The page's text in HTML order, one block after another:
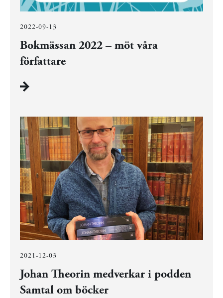
2022-09-13
Bokmässan 2022 – möt våra
författare
2021-12-03
Johan Theorin medverkar i podden
Samtal om böcker